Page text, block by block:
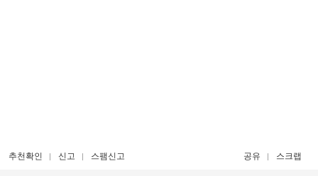
추천확인 신고 스팸신고 공유 스크랩